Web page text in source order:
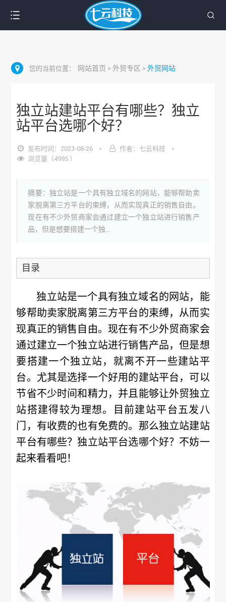
您的当前位置： 网站首页 > 外贸专区 >外贸网站
独立站建站平台有哪些？独立
站平台选哪个好？
发布时间：2023-08-26
作者：七云科技
浏览量（4995 ）
摘要：独立站是一个具有独立域名的网站，能够帮助卖
家脱离第三方平台的束缚，从而实现真正的销售自由。
现在有不少外贸商家会通过建立一个独立站进行销售产
品，但是想要搭建一个独...
目录
独立站是一个具有独立域名的网站，能
够帮助卖家脱离第三方平台的束缚，从而实
现真正的销售自由。现在有不少外贸商家会
通过建立一个独立站进行销售产品，但是想
要搭建一个独立站，就离不开一些建站平
台。尤其是选择一个好用的建站平台，可以
节省不少时间和精力，并且能够让外贸独立
站搭建得较为理想。目前建站平台五发八
门，有收费的也有免费的。那么独立站建站
平台有哪些？独立站平台选哪个好？不妨一
起来看看吧！